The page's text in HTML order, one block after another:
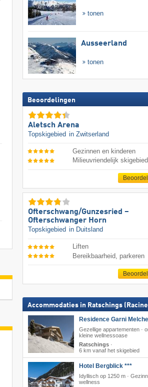
tonen
Ausseerland
tonen
Beoordelingen
Aletsch Arena
Topskigebied in Zwitserland
Gezinnen en kinderen
Milieuvriendelijk skigebied
Ofterschwang/​Gunzesried –
Ofterschwanger Horn
Topskigebied in Duitsland
Liften
Bereikbaarheid, parkeren
Accommodaties in Ratschings
Residence Garni
Gezellige appartementen ·
kleine wellnessoase
Ratschings·
6 km vanaf het skigebied
Hotel Bergblick ***
Idyllisch op 1250 m ·
wellness